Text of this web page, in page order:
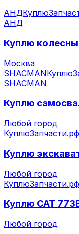
АНД
АНД
Куплю
Москва
SHACMAN
SHACMAN
Куплю
Любой город
КуплюЗапчасти.рф
Куплю
Любой город
КуплюЗапчасти.рф
Куплю CAT
Любой город